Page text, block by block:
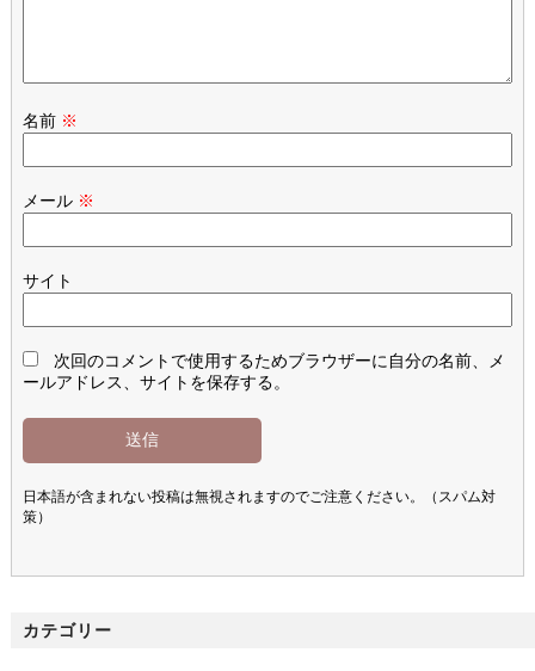
名前 ※
メール ※
サイト
次回のコメントで使用するためブラウザーに自分の名前、メ
ールアドレス、サイトを保存する。
日本語が含まれない投稿は無視されますのでご注意ください。（スパム対
策）
カテゴリー